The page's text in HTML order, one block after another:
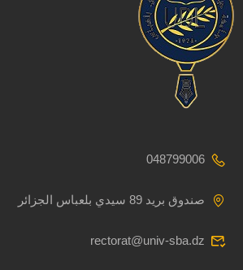
048799006
صندوق بريد 89 سيدي بلعباس الجزائر
rectorat@univ-sba.dz